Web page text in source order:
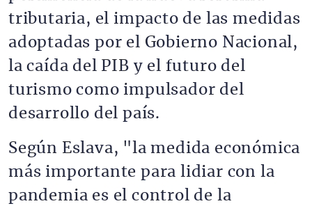
tributaria, el impacto de las medidas
adoptadas por el Gobierno Nacional,
la caída del PIB y el futuro del
turismo como impulsador del
desarrollo del país.
Según Eslava, "la medida económica
más importante para lidiar con la
pandemia es el control de la